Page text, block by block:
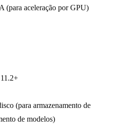
(para aceleração por GPU)
(para armazenamento de
de modelos)